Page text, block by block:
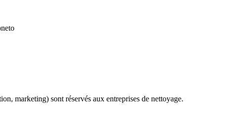
marketing) sont réservés aux entreprises de nettoyage.